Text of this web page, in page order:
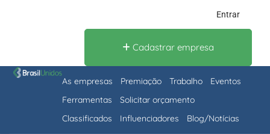
Entrar
Cadastrar empresa
As empresas Premiação Trabalho
Eventos
Ferramentas
Solicitar orçamento
Classificados
Influenciadores Blog/Notícias